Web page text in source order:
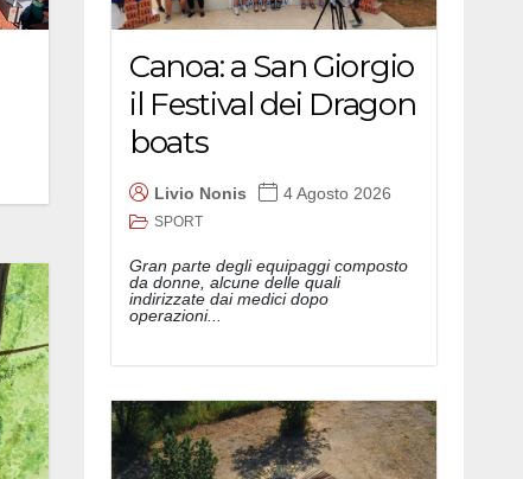
Canoa: a San Giorgio
il Festival dei Dragon
boats
Livio Nonis 4 Agosto 2026
SPORT
Gran parte degli equipaggi composto
da donne, alcune delle quali
indirizzate dai medici dopo
operazioni...